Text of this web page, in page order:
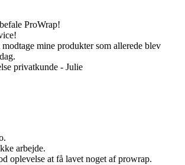
ProWrap!
mine produkter som allerede blev
arbejde.
oplevelse at få lavet noget af prowrap.